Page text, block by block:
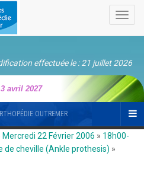
effectuée le : 21 juillet 2026
avril 2027
OUTREMER
Mercredi 22 Février 2006 » 18h00-
de cheville (Ankle prothesis) »